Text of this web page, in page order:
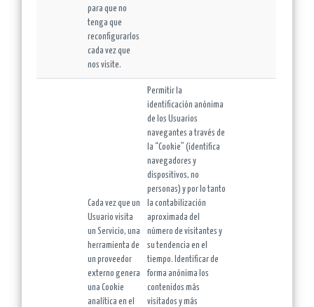
para que no
tenga que
reconfigurarlos
cada vez que
nos visite.
Cada vez que un
Usuario visita
un Servicio, una
herramienta de
un proveedor
externo genera
una Cookie
analítica en el
Permitir la
identificación anónima
de los Usuarios
navegantes a través de
la “Cookie” (identifica
navegadores y
dispositivos, no
personas) y por lo tanto
la contabilización
aproximada del
número de visitantes y
su tendencia en el
tiempo. Identificar de
forma anónima los
contenidos más
visitados y más